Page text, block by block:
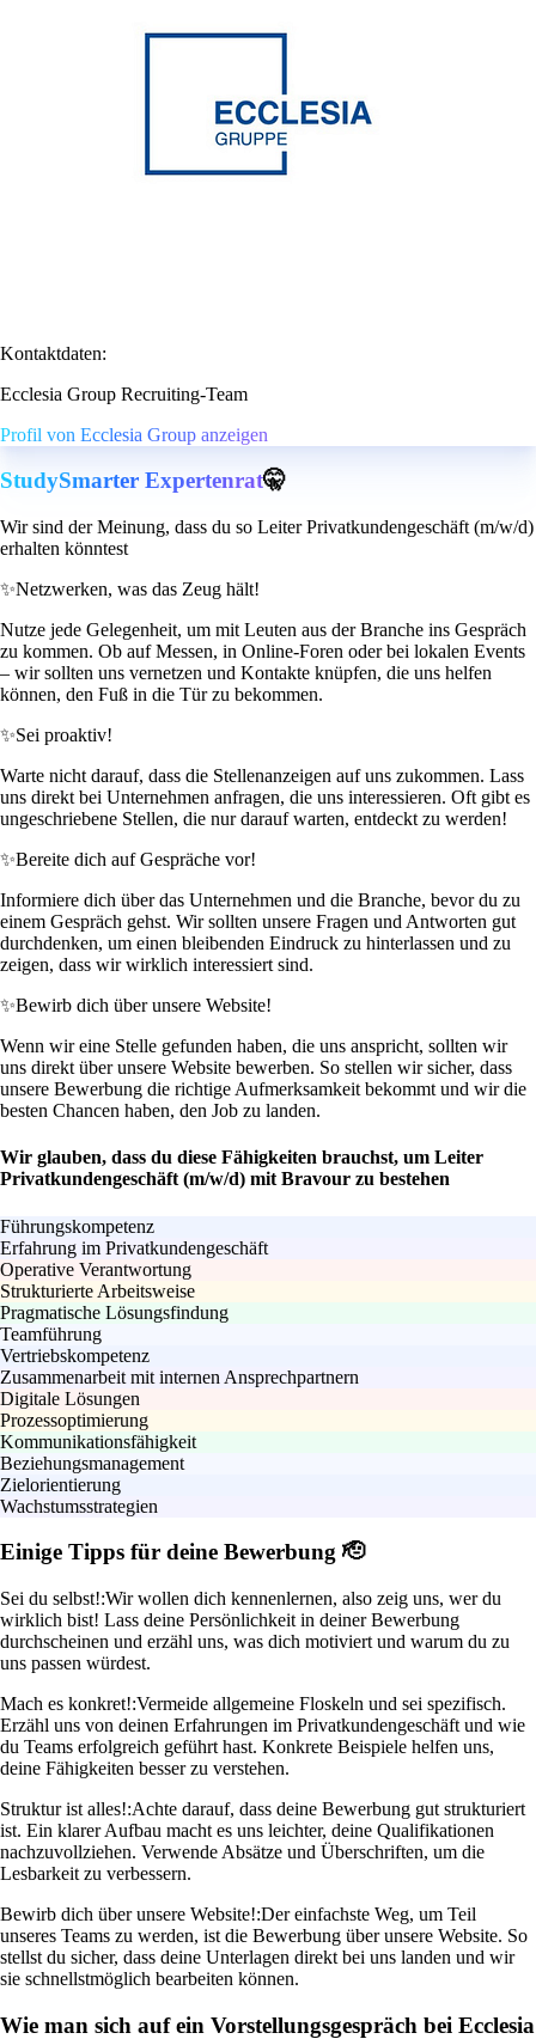
Kontaktdaten:
Ecclesia Group Recruiting-Team
Profil von Ecclesia Group anzeigen
StudySmarter Expertenrat🤫
Wir sind der Meinung, dass du so Leiter Privatkundengeschäft (m/w/d)
erhalten könntest
✨Netzwerken, was das Zeug hält!
Nutze jede Gelegenheit, um mit Leuten aus der Branche ins Gespräch
zu kommen. Ob auf Messen, in Online-Foren oder bei lokalen Events
– wir sollten uns vernetzen und Kontakte knüpfen, die uns helfen
können, den Fuß in die Tür zu bekommen.
✨Sei proaktiv!
Warte nicht darauf, dass die Stellenanzeigen auf uns zukommen. Lass
uns direkt bei Unternehmen anfragen, die uns interessieren. Oft gibt es
ungeschriebene Stellen, die nur darauf warten, entdeckt zu werden!
✨Bereite dich auf Gespräche vor!
Informiere dich über das Unternehmen und die Branche, bevor du zu
einem Gespräch gehst. Wir sollten unsere Fragen und Antworten gut
durchdenken, um einen bleibenden Eindruck zu hinterlassen und zu
zeigen, dass wir wirklich interessiert sind.
✨Bewirb dich über unsere Website!
Wenn wir eine Stelle gefunden haben, die uns anspricht, sollten wir
uns direkt über unsere Website bewerben. So stellen wir sicher, dass
unsere Bewerbung die richtige Aufmerksamkeit bekommt und wir die
besten Chancen haben, den Job zu landen.
Wir glauben, dass du diese Fähigkeiten brauchst, um Leiter
Privatkundengeschäft (m/w/d) mit Bravour zu bestehen
Führungskompetenz
Erfahrung im Privatkundengeschäft
Operative Verantwortung
Strukturierte Arbeitsweise
Pragmatische Lösungsfindung
Teamführung
Vertriebskompetenz
Zusammenarbeit mit internen Ansprechpartnern
Digitale Lösungen
Prozessoptimierung
Kommunikationsfähigkeit
Beziehungsmanagement
Zielorientierung
Wachstumsstrategien
Einige Tipps für deine Bewerbung 🫡
Sei du selbst!:Wir wollen dich kennenlernen, also zeig uns, wer du
wirklich bist! Lass deine Persönlichkeit in deiner Bewerbung
durchscheinen und erzähl uns, was dich motiviert und warum du zu
uns passen würdest.
Mach es konkret!:Vermeide allgemeine Floskeln und sei spezifisch.
Erzähl uns von deinen Erfahrungen im Privatkundengeschäft und wie
du Teams erfolgreich geführt hast. Konkrete Beispiele helfen uns,
deine Fähigkeiten besser zu verstehen.
Struktur ist alles!:Achte darauf, dass deine Bewerbung gut strukturiert
ist. Ein klarer Aufbau macht es uns leichter, deine Qualifikationen
nachzuvollziehen. Verwende Absätze und Überschriften, um die
Lesbarkeit zu verbessern.
Bewirb dich über unsere Website!:Der einfachste Weg, um Teil
unseres Teams zu werden, ist die Bewerbung über unsere Website. So
stellst du sicher, dass deine Unterlagen direkt bei uns landen und wir
sie schnellstmöglich bearbeiten können.
Wie man sich auf ein Vorstellungsgespräch bei Ecclesia